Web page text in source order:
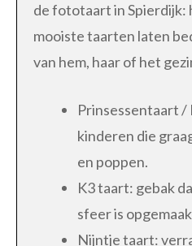
de fototaart in Spierdijk:
mooiste taarten laten
van hem, haar of het
Prinsessentaart
kinderen die
en poppen.
K3 taart: gebak
sfeer is
Nijntje taart: